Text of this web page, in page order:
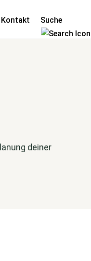
Kontakt Suche
deiner